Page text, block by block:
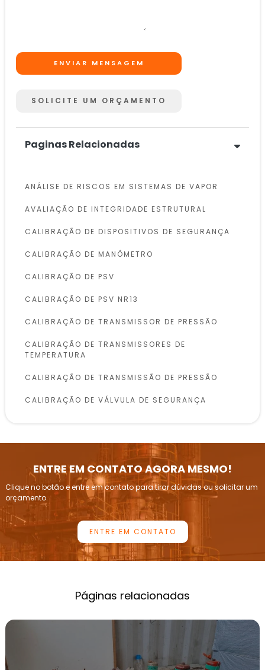
ENVIAR MENSAGEM
SOLICITE UM ORÇAMENTO
Paginas Relacionadas
ANÁLISE DE RISCOS EM SISTEMAS DE VAPOR
AVALIAÇÃO DE INTEGRIDADE ESTRUTURAL
CALIBRAÇÃO DE DISPOSITIVOS DE SEGURANÇA
CALIBRAÇÃO DE MANÔMETRO
CALIBRAÇÃO DE PSV
CALIBRAÇÃO DE PSV NR13
CALIBRAÇÃO DE TRANSMISSOR DE PRESSÃO
CALIBRAÇÃO DE TRANSMISSORES DE
TEMPERATURA
CALIBRAÇÃO DE TRANSMISSÃO DE PRESSÃO
CALIBRAÇÃO DE VÁLVULA DE SEGURANÇA
INSPEÇÃO DE VASOS DE PRESSÃO
INSPEÇÃO E CALIBRAÇÃO DE VÁLVULAS DE
ALÍVIO DE PRESSÃO
INSPEÇÃO PERIÓDICA DE CALDEIRAS
INSTRUMENTAÇÃO DE PRESSÃO E CALIBRAÇÃO
LABORATÓRIOS DE CALIBRAÇÃO DE
EMPRESAS DE CALIBRAÇÃO DE MANÔMETROS
TRANSMISSORES DE PRESSÃO
TRANSMISSORES DE TEMPERATURA
ENTRE EM CONTATO AGORA MESMO!
Clique no botão e entre em contato para tirar dúvidas ou solicitar um
orçamento.
ENTRE EM CONTATO
Páginas relacionadas